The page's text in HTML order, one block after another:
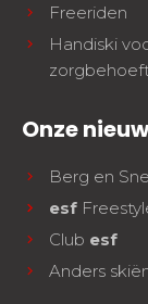
Freeriden
Handiski
Onze
Berg en
esf
Club esf
Anders